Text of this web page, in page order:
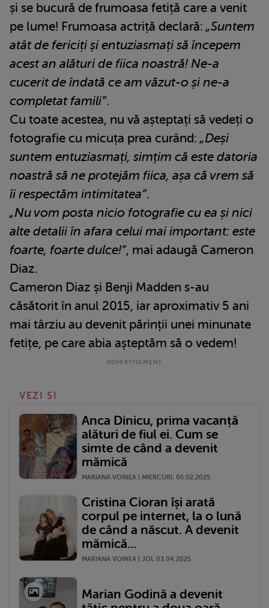
și se bucură de frumoasa fetiță care a venit
pe lume! Frumoasa actriță declară: „Suntem
atât de fericiți și entuziasmați să începem
acest an alături de fiica noastră! Ne-a
cucerit de îndată ce am văzut-o și ne-a
completat famili”.
Cu toate acestea, nu vă așteptați să vedeți o
fotografie cu micuța prea curând: „Deși
suntem entuziasmați, simțim că este datoria
noastră să ne protejăm fiica, așa că vrem să
îi respectăm intimitatea”.
„Nu vom posta nicio fotografie cu ea și nici
alte detalii în afara celui mai important: este
foarte, foarte dulce!”, mai adaugă Cameron
Diaz.
Cameron Diaz și Benji Madden s-au
căsătorit în anul 2015, iar aproximativ 5 ani
mai târziu au devenit părinții unei minunate
fetițe, pe care abia așteptăm să o vedem!
VEZI SI
Anca Dinicu, prima vacanță
alături de fiul ei. Cum se
simte de când a devenit
mămică
MARIANA VOINEA | MIERCURI, 05.02.2025
Cristina Cioran își arată
corpul pe internet, la o lună
de când a născut. A devenit
mămică...
MARIANA VOINEA | JOI, 03.04.2025
Marian Godină a devenit